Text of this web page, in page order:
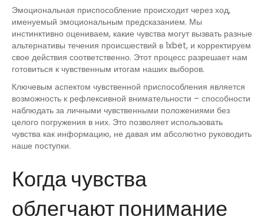
Эмоциональная приспособление происходит через ход,
именуемый эмоциональным предсказанием. Мы
инстинктивно оцениваем, какие чувства могут вызвать разные
альтернативы течения происшествий в 1xbet, и корректируем
свое действия соответственно. Этот процесс разрешает нам
готовиться к чувственным итогам наших выборов.
Ключевым аспектом чувственной приспособления является
возможность к рефлексивной внимательности – способности
наблюдать за личными чувственными положениями без
целого погружения в них. Это позволяет использовать
чувства как информацию, не давая им абсолютно руководить
наше поступки.
Когда чувства
облегчают понимание